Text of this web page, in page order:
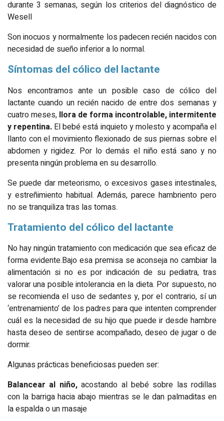
durante 3 semanas, según los criterios del diagnóstico de
Wesell
Son inocuos y normalmente los padecen recién nacidos con
necesidad de sueño inferior a lo normal.
Síntomas del cólico del lactante
Nos encontramos ante un posible caso de cólico del
lactante cuando un recién nacido de entre dos semanas y
cuatro meses, llora de forma incontrolable, intermitente
y repentina. El bebé está inquieto y molesto y acompaña el
llanto con el movimiento flexionado de sus piernas sobre el
abdomen y rigidez. Por lo demás el niño está sano y no
presenta ningún problema en su desarrollo.
Se puede dar meteorismo, o excesivos gases intestinales,
y estreñimiento habitual. Además, parece hambriento pero
no se tranquiliza tras las tomas.
Tratamiento del cólico del lactante
No hay ningún tratamiento con medicación que sea eficaz de
forma evidente.Bajo esa premisa se aconseja no cambiar la
alimentación si no es por indicación de su pediatra, tras
valorar una posible intolerancia en la dieta. Por supuesto, no
se recomienda el uso de sedantes y, por el contrario, sí un
‘entrenamiento’ de los padres para que intenten comprender
cuál es la necesidad de su hijo que puede ir desde hambre
hasta deseo de sentirse acompañado, deseo de jugar o de
dormir.
Algunas prácticas beneficiosas pueden ser:
Balancear al niño,acostando al bebé sobre las rodillas
con la barriga hacia abajo mientras se le dan palmaditas en
la espalda o un masaje